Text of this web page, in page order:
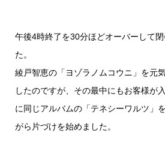
午後4時終了を30分ほどオーバーして
た。
綾戸智恵の「ヨゾラノムコウニ」を元
したのですが、その最中にもお客様が
に同じアルバムの「テネシーワルツ」
がら片づけを始めました。